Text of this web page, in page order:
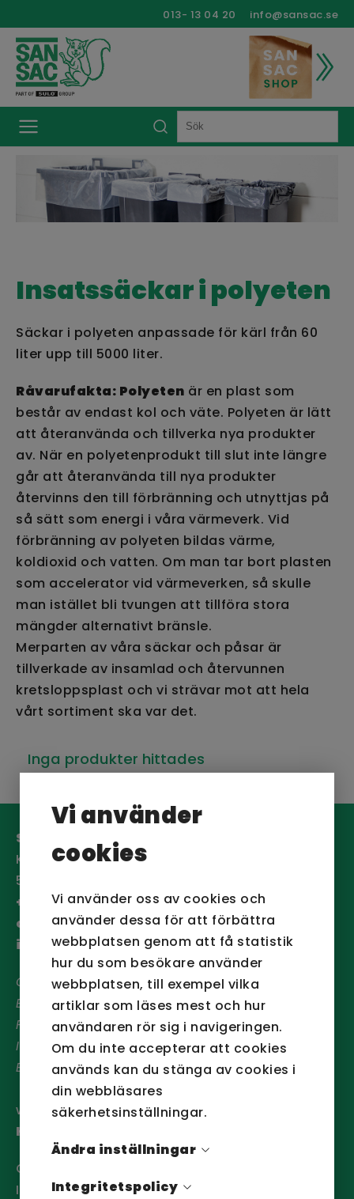
Vi använder
cookies
Vi använder oss av cookies och
använder dessa för att förbättra
webbplatsen genom att få statistik
hur du som besökare använder
webbplatsen, till exempel vilka
artiklar som läses mest och hur
användaren rör sig i navigeringen.
Om du inte accepterar att cookies
används kan du stänga av cookies i
din webbläsares
säkerhetsinställningar.
Ändra inställningar
Integritetspolicy
013- 13 04 20 info@sansac.se
Insatssäckar i polyeten
Säckar i polyeten anpassade för kärl från 60
liter upp till 5000 liter.
Råvarufakta: Polyeten är en plast som
består av endast kol och väte. Polyeten är lätt
att återanvända och tillverka nya produkter
av. När en polyetenprodukt till slut inte längre
går att återanvända till nya produkter
återvinns den till förbränning och utnyttjas på
så sätt som energi i våra värmeverk. Vid
förbränning av polyeten bildas värme,
koldioxid och vatten. Om man tar bort plasten
som accelerator vid värmeverken, så skulle
man istället bli tvungen att tillföra stora
mängder alternativt bränsle.
Merparten av våra säckar och påsar är
tillverkade av insamlad och återvunnen
kretsloppsplast och vi strävar mot att hela
vårt sortiment ska var det.
Inga produkter hittades
San Sac AB
Köpetorpsgatan 12
582 78 Linköping
+46 (0)13-13 04 20
order@sansac.se
info@sansac.se
Org nr:556501-1227
Bankgiro:5933-6933
Plusgiro:469751-2
IBAN:
SE85 9500 0099 6034 0469 7512
BIC/SWIFT:NDEASESS
webbansvarig:
Hanna Johansson
Om cookies
Integritetspolicy